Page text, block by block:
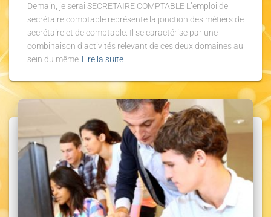
Demain, je serai SECRETAIRE COMPTABLE L’emploi de
secrétaire comptable représente la jonction des métiers de
secrétaire et de comptable. Il se caractérise par une
combinaison d’activités relevant de ces deux domaines au
sein du même Lire la suite